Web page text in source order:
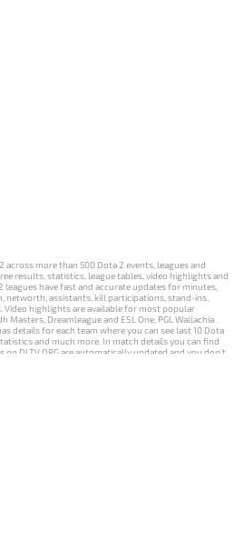
across more than 500 Dota 2 events, leagues and
results, statistics, league tables, video highlights and
have fast and accurate updates for minutes,
networth, assistants, kill participations, stand-ins,
highlights are available for most popular
Masters, Dreamleague and ESL One, PGL Wallachia
details for each team where you can see last 10 Dota
and much more. In match details you can find
DLTV.ORG are automatically updated and you don't